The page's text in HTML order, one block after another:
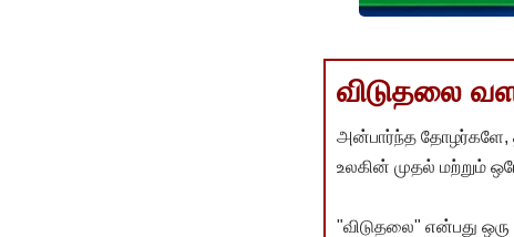
விடுதலை
அன்பார்ந்த தோழர்களே,
உலகின் முதல் மற்றும்
"விடுதலை" என்பது